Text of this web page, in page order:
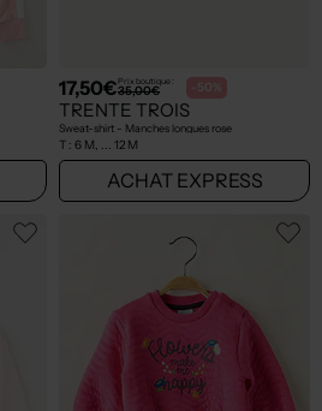
17,50€Prix boutique :
35,00€ -50%
TRENTE TROIS
Sweat-shirt - Manches longues rose
T : 6 M, ... 12 M
ACHAT EXPRESS